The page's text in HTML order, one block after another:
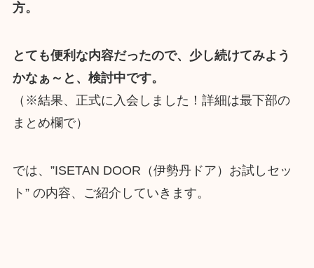
方。
とても便利な内容だったので、少し続けてみよう
かなぁ～と、検討中です。
（※結果、正式に入会しました！詳細は最下部の
まとめ欄で）
では、”ISETAN DOOR（伊勢丹ドア）お試しセッ
ト” の内容、ご紹介していきます。